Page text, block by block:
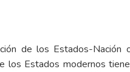
de los Estados-Nación
los Estados modernos